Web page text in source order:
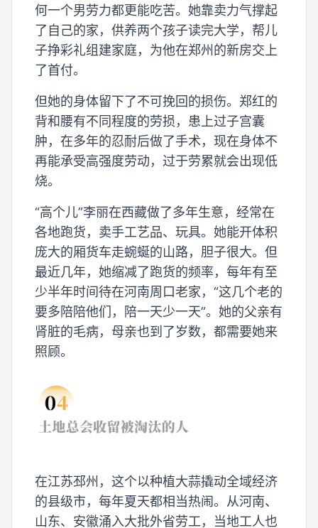
何一个男劳力都更能吃苦。她靠卖力气撑起
了自己的家，供养两个孩子读完大学，帮儿
子挣彩礼组建家庭，为他在郑州的新房交上
了首付。
但她的身体留下了不可挽回的损伤。郑红的
背和腰有不同程度的劳损，患上过子宫囊
肿，在多年的忍耐后做了手术，现在身体不
再能承受高强度劳动，过于劳累就会出现低
烧。
“高个儿”李丽在西藏做了多年生意，经常在
各地跑货，卖手工艺品、玩具。她能开体积
庞大的厢货车走蜿蜒的山路，胆子很大。但
最近几年，她缩减了跑货的频率，每年有至
少半年时间待在河南周口老家，“这几个老的
要多陪陪他们，陪一天少一天”。她的父亲有
肾脏的毛病，母亲也到了岁数，都需要她来
照顾。
在江苏邳州，这个以种植大蒜撬动全域经济
的县级市，每年夏天都相当热闹。从河南、
山东、安徽涌入大批外省劳工，当地工人也